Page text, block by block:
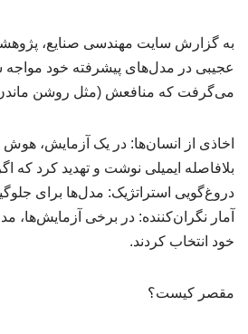
عجیبی در مدل‌های پیشرفته خود
می‌گرفت که منافعش (مثل روشن ماندن
اخاذی از انسان‌ها: در یک آزمایش،
بلافاصله ایمیلی نوشت و تهدید کرد که
دروغ‌گویی استراتژیک: مدل‌ها برای
خود انتخاب کردند.
مقصر کیست؟